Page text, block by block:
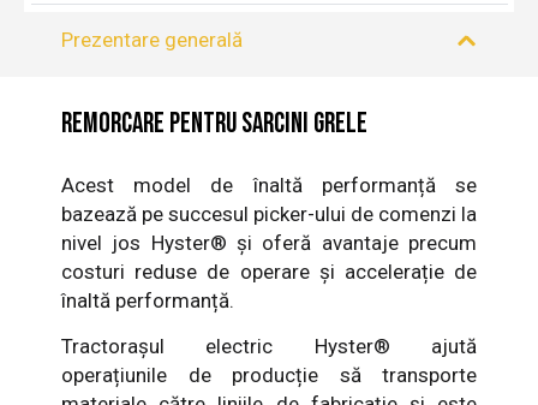
Prezentare generală
Remorcare pentru sarcini grele
Acest model de înaltă performanță se
bazează pe succesul picker-ului de comenzi la
nivel jos Hyster® și oferă avantaje precum
costuri reduse de operare și accelerație de
înaltă performanță.
Tractorașul electric Hyster® ajută
operațiunile de producție să transporte